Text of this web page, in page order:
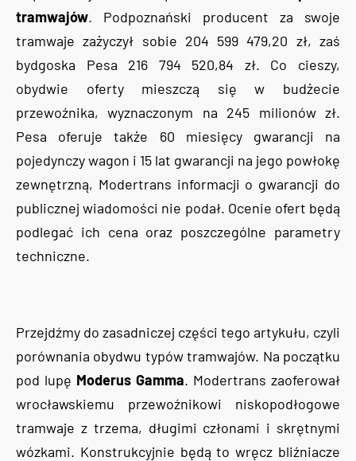
tramwajów. Podpoznański producent za swoje
tramwaje zażyczył sobie 204 599 479,20 zł, zaś
bydgoska Pesa 216 794 520,84 zł. Co cieszy,
obydwie oferty mieszczą się w budżecie
przewoźnika, wyznaczonym na 245 milionów zł.
Pesa oferuje także 60 miesięcy gwarancji na
pojedynczy wagon i 15 lat gwarancji na jego powłokę
zewnętrzną, Modertrans informacji o gwarancji do
publicznej wiadomości nie podał. Ocenie ofert będą
podlegać ich cena oraz poszczególne parametry
techniczne.
Przejdźmy do zasadniczej części tego artykułu, czyli
porównania obydwu typów tramwajów. Na początku
pod lupę Moderus Gamma. Modertrans zaoferował
wrocławskiemu przewoźnikowi niskopodłogowe
tramwaje z trzema, długimi członami i skrętnymi
wózkami. Konstrukcyjnie będą to wręcz bliźniacze